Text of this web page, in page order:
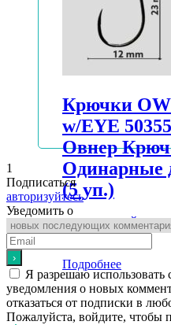
Крючки
w/EYE
Овнер
Одинарные
(5 уп.)
ЦЕНУ
Подробнее
1
Подписаться
авторизуйтесь
Уведомить о
Я разрешаю использовать
уведомления о новых
отказаться от подписки в
Пожалуйста, войдите, чтобы